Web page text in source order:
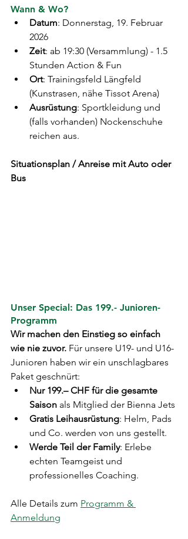
Wann & Wo?
Datum: Donnerstag, 19. Februar
2026
Zeit: ab 19:30 (Versammlung) - 1.5
Stunden Action & Fun
Ort: Trainingsfeld Längfeld
(Kunstrasen, nähe Tissot Arena)
Ausrüstung: Sportkleidung und
(falls vorhanden) Nockenschuhe
reichen aus.
Situationsplan / Anreise mit Auto oder
Bus
Unser Special: Das 199.- Junioren-
Programm
Wir machen den Einstieg so einfach
wie nie zuvor. Für unsere U19- und U16-
Junioren haben wir ein unschlagbares
Paket geschnürt:
Nur 199.– CHF für die gesamte
Saison als Mitglied der Bienna Jets
Gratis Leihausrüstung: Helm, Pads
und Co. werden von uns gestellt.
Werde Teil der Family: Erlebe
echten Teamgeist und
professionelles Coaching.
Alle Details zum Programm &
Anmeldung